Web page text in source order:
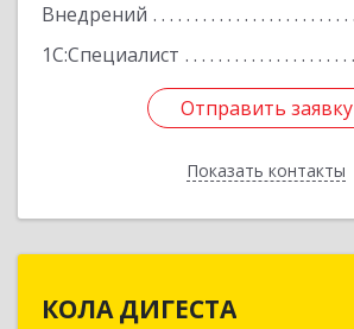
Внедрений
1С:Специалист
Отправить заявку
Показать контакты
Отправить заявку
Назад
КОЛА ДИГЕСТА